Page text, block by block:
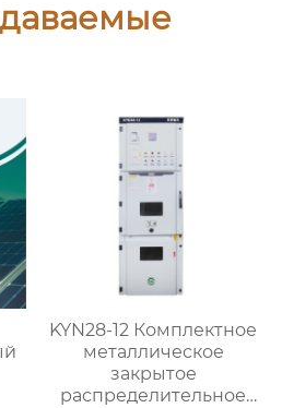
KYN28-12 Комплектное
металлическое
закрытое
распределительное